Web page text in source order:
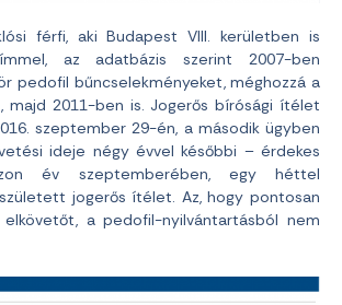
férfi, aki Budapest VIII. kerületben is
az adatbázis szerint 2007-ben
pedofil bűncselekményeket, méghozzá a
majd 2011-ben is. Jogerős bírósági ítélet
szeptember 29-én, a második ügyben
ideje négy évvel későbbi – érdekes
év szeptemberében, egy héttel
jogerős ítélet. Az, hogy pontosan
a pedofil-nyilvántartásból nem